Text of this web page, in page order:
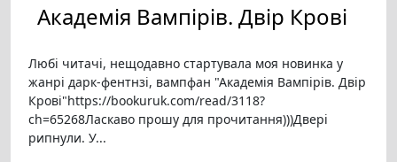
Академія Вампірів. Двір Крові
Любі читачі, нещодавно стартувала моя новинка у
жанрі дарк-фентнзі, вампфан "Академія Вампірів. Двір
Крові"https://bookuruk.com/read/3118?
ch=65268Ласкаво прошу для прочитання)))Двері
рипнули. У...